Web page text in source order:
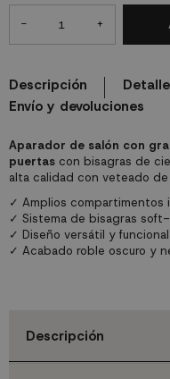
Aparador de salón con
puertascon bisagras de
alta calidad con veteado
✓ Amplios compartimentos
✓ Sistema de bisagras
✓ Diseño versátil y funcional
✓ Acabado roble oscuro y
- +
Descripción
Envío y devoluciones
Descripción